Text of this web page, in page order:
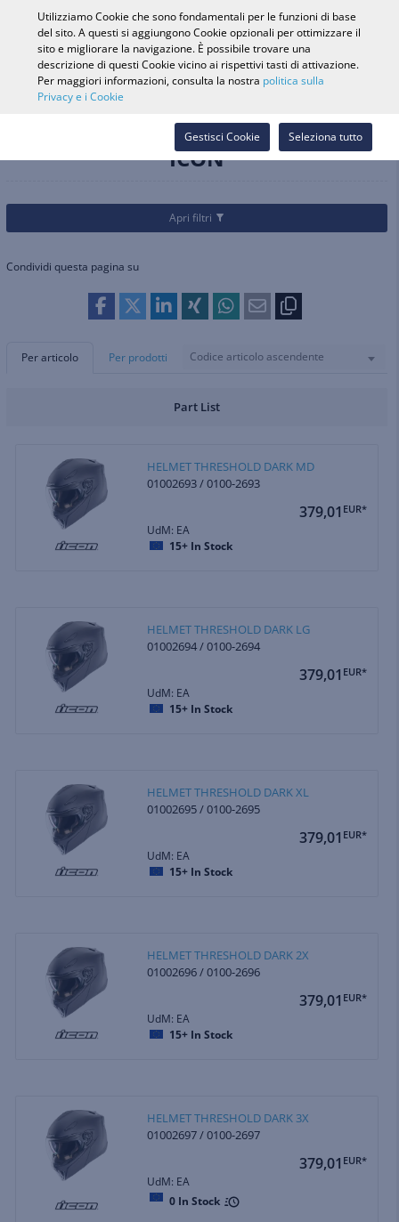
Ricerca veicolo
Cerca nel
Webshop
Accedi
Marchi ICON
ICON
Apri filtri
Condividi questa pagina su
Per articolo Per prodotti Codice articolo ascendente
Part List
HELMET THRESHOLD DARK MD
01002693 / 0100-2693
379,01 EUR*
UdM: EA
15+ In Stock
HELMET THRESHOLD DARK LG
01002694 / 0100-2694
379,01 EUR*
UdM: EA
15+ In Stock
HELMET THRESHOLD DARK XL
01002695 / 0100-2695
379,01 EUR*
UdM: EA
15+ In Stock
HELMET THRESHOLD DARK 2X
01002696 / 0100-2696
379,01 EUR*
UdM: EA
15+ In Stock
HELMET THRESHOLD DARK 3X
01002697 / 0100-2697
379,01 EUR*
UdM: EA
0 In Stock
Utilizziamo Cookie che sono fondamentali per le funzioni di base
del sito. A questi si aggiungono Cookie opzionali per ottimizzare il
sito e migliorare la navigazione. È possibile trovare una
descrizione di questi Cookie vicino ai rispettivi tasti di attivazione.
Per maggiori informazioni, consulta la nostra politica sulla
Privacy e i Cookie
Seleziona tutto
Gestisci Cookie